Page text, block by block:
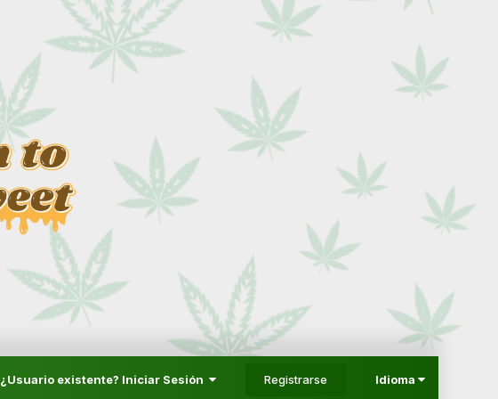
¿Usuario existente? Iniciar Sesión Registrarse Idioma